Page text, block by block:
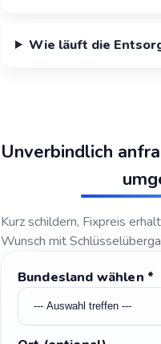
Wie läuft die
Unverbindlich
Kurz schildern, Fixpreis
Wunsch mit
Bundesland wählen *
Deine
Nachricht
Leistung